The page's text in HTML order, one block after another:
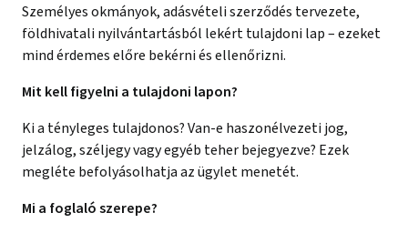
Személyes okmányok, adásvételi szerződés tervezete,
földhivatali nyilvántartásból lekért tulajdoni lap – ezeket
mind érdemes előre bekérni és ellenőrizni.
Mit kell figyelni a tulajdoni lapon?
Ki a tényleges tulajdonos? Van-e haszonélvezeti jog,
jelzálog, széljegy vagy egyéb teher bejegyezve? Ezek
megléte befolyásolhatja az ügylet menetét.
Mi a foglaló szerepe?